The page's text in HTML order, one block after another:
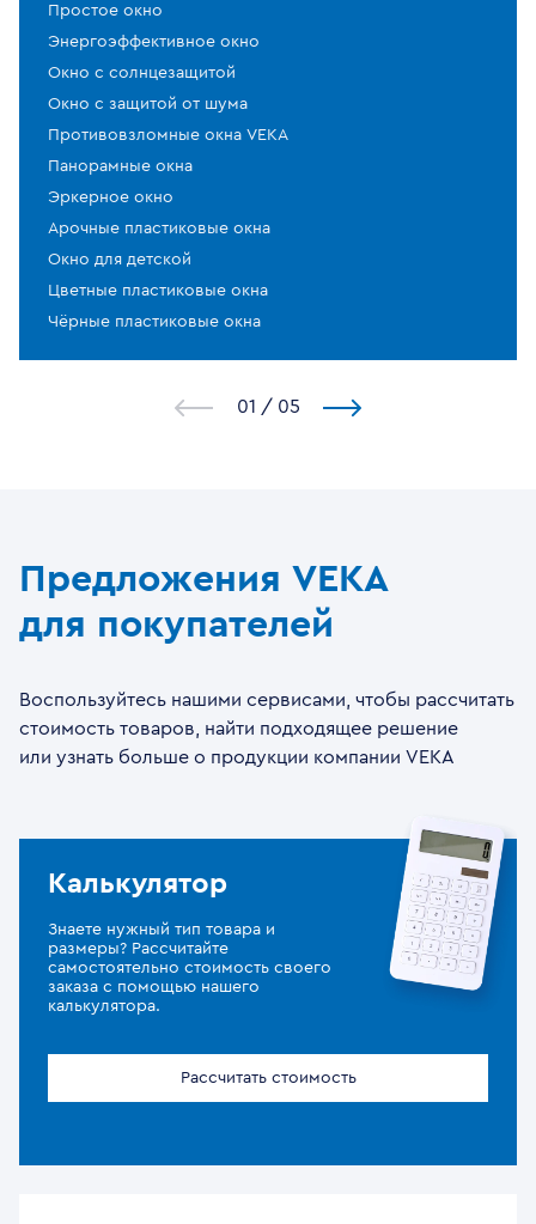
Простое окно
Энергоэффективное окно
Окно с солнцезащитой
Окно с защитой от шума
Противовзломные окна VEKA
Панорамные окна
Эркерное окно
Арочные пластиковые окна
Окно для детской
Цветные пластиковые окна
Чёрные пластиковые окна
1 / 5
Предложения VEKA
для покупателей
Воспользуйтесь нашими сервисами, чтобы рассчитать
стоимость товаров, найти подходящее решение
или узнать больше о продукции компании VEKA
Калькулятор
Знаете нужный тип товара и
размеры? Рассчитайте
самостоятельно стоимость своего
заказа с помощью нашего
калькулятора.
Рассчитать стоимость